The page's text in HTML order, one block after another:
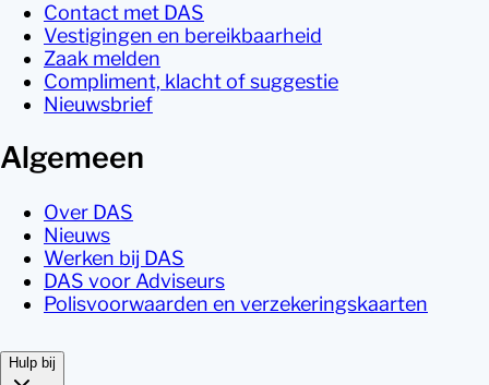
Contact met DAS
Vestigingen en bereikbaarheid
Zaak melden
Compliment, klacht of suggestie
Nieuwsbrief
Algemeen
Over DAS
Nieuws
Werken bij DAS
DAS voor Adviseurs
Polisvoorwaarden en verzekeringskaarten
Hulp bij